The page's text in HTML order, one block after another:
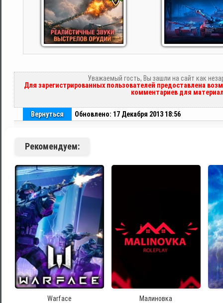
Уважаемый гость, Вы зашли на сайт как
Для зарегистрированных пользователей предоставлена
комментариев для
Вернуться Обновлено: 17 Декабря 2013 18:56
Рекомендуем:
Warface Малиновка